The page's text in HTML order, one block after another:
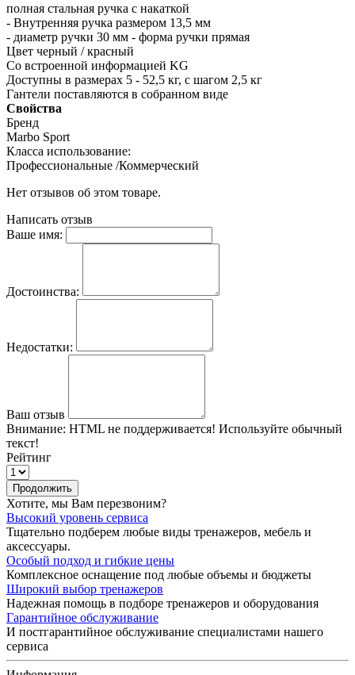
полная стальная ручка с накаткой
- Внутренняя ручка размером 13,5 мм
- диаметр ручки 30 мм - форма ручки прямая
Цвет черный / красный
Со встроенной информацией KG
Доступны в размерах 5 - 52,5 кг, с шагом 2,5 кг
Гантели поставляются в собранном виде
Свойства
Бренд
Marbo Sport
Класса использование:
Профессиональные /Коммерческий
Нет отзывов об этом товаре.
Написать отзыв
Ваше имя:
Достоинства:
Недостатки:
Ваш отзыв
Внимание: HTML не поддерживается! Используйте обычный
текст!
Рейтинг
Продолжить
Хотите, мы Вам перезвоним?
Высокий уровень сервиса
Тщательно подберем любые виды тренажеров, мебель и
аксессуары.
Особый подход и гибкие цены
Комплексное оснащение под любые объемы и бюджеты
Широкий выбор тренажеров
Надежная помощь в подборе тренажеров и оборудования
Гарантийное обслуживание
И постгарантийное обслуживание специалистами нашего
сервиса